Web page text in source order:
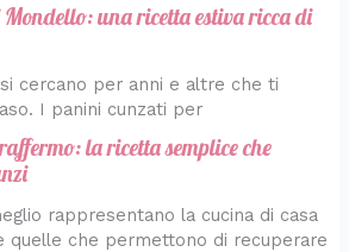
una ricetta estiva ricca di
cercano per anni e altre che ti
I panini cunzati per
la ricetta semplice che
rappresentano la cucina di casa
quelle che permettono di recuperare